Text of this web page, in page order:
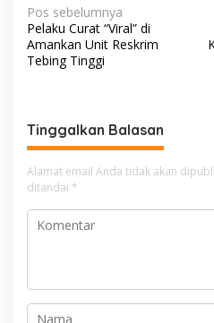
N
a
v
g
a
s
i
p
Pos sebelumnya
Pelaku Curat “Viral” di
Amankan Unit Reskrim
Tebing Tinggi
Tinggalkan Balasan
Alamat email Anda tidak akan
ditandai *